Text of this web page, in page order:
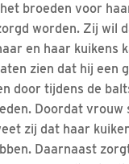
broeden voor
worden. Zij wil
en haar kuikens
zien dat hij een
door tijdens de
Doordat vrouw
zij dat haar
Daarnaast